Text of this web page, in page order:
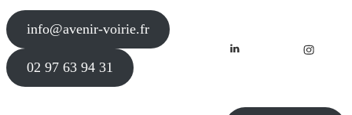
info@avenir-voirie.fr
02 97 63 94 31